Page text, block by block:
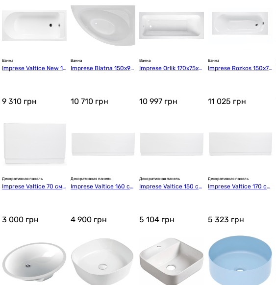
Ванна
Imprese Valtice New 15
9 310 грн
Ванна
Imprese Blatna 150x90
10 710 грн
Ванна
Imprese Orlik 170x75x3
10 997 грн
Ванна
Imprese Rozkos 150x70
11 025 грн
Декоративная панель
Imprese Valtice 70 см
3 000 грн
Декоративная панель
Imprese Valtice 160 см
4 900 грн
Декоративная панель
Imprese Valtice 150 см
5 104 грн
Декоративная панель
Imprese Valtice 170 см
5 323 грн